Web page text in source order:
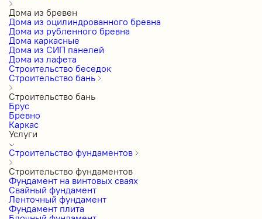
Дома из бревен
Дома из оцилиндрованного бревна
Дома из рубленного бревна
Дома каркасные
Дома из СИП панелей
Дома из лафета
Строительство беседок
Строительство бань
Строительство бань
Брус
Бревно
Каркас
Услуги
Строительство фундаментов
Строительство фундаментов
Фундамент на винтовых сваях
Свайный фундамент
Ленточный фундамент
Фундамент плита